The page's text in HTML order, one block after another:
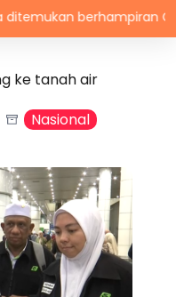
berhampiran
ke tanah air
Nasional